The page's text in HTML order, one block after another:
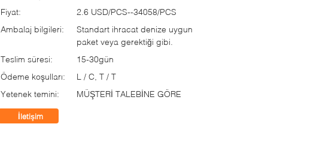
Fiyat:
2.6 USD/PCS--34058/PCS
Ambalaj bilgileri:
Standart ihracat denize uygun
paket veya gerektiği gibi.
Teslim süresi:
15-30gün
Ödeme koşulları:
L / C, T / T
Yetenek temini:
MÜŞTERİ TALEBİNE GÖRE
İletişim